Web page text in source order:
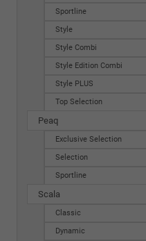
Sportline
Style
Style Combi
Style Edition Combi
Style PLUS
Top Selection
Peaq
Exclusive Selection
Selection
Sportline
Scala
Classic
Dynamic